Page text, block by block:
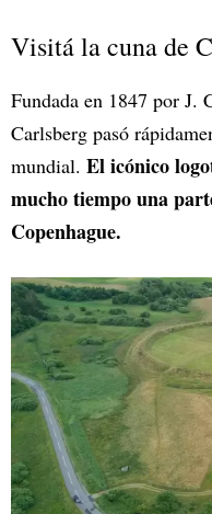
Visitá la cuna de
Fundada en 1847 por J.
Carlsberg pasó
mundial. El icónico
mucho tiempo una
Copenhague.